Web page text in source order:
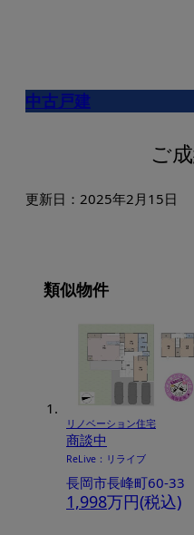
中古戸建
ご
更新日：2025年2月15日
類似物件
リノベーション住宅
商談中
ReLive：リライブ
長岡市長峰町60-33
1,998万円(税込)